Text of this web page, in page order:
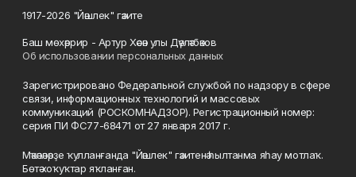
1917-2026 "Йәшлек" гәзите
Баш мөхәррир - Артур Хәсән улы Дәүләтбәков
Об использовании персональных данных
Зарегистрировано Федеральной службой по надзору в сфере
связи, информационных технологий и массовых
коммуникаций (РОСКОМНАДЗОР). Регистрационный номер:
серия ПИ ФС77-68471 от 27 января 2017 г.
Мәҡәләләрҙе ҡулланғанда "Йәшлек" гәзитенә һылтанма яһау мотлаҡ.
Бөтә хоҡуҡтар яҡланған.